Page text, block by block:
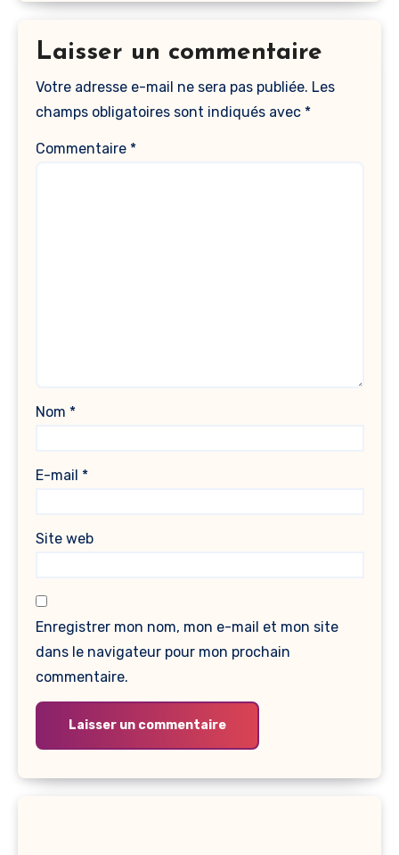
Laisser un commentaire
Votre adresse e-mail ne sera pas publiée. Les
champs obligatoires sont indiqués avec *
Commentaire *
Nom *
E-mail *
Site web
Enregistrer mon nom, mon e-mail et mon site
dans le navigateur pour mon prochain
commentaire.